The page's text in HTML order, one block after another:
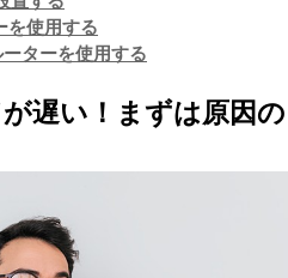
を使用する
ターを使用する
遅い！まずは原因の